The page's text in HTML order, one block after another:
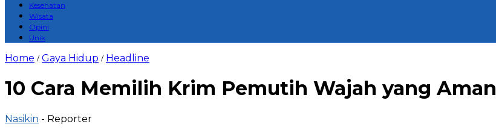
Kesehatan
Wisata
Opini
Unik
Home /Gaya Hidup / Headline
10 Cara Memilih Krim Pemutih Wajah yang Aman
Nasikin - Reporter